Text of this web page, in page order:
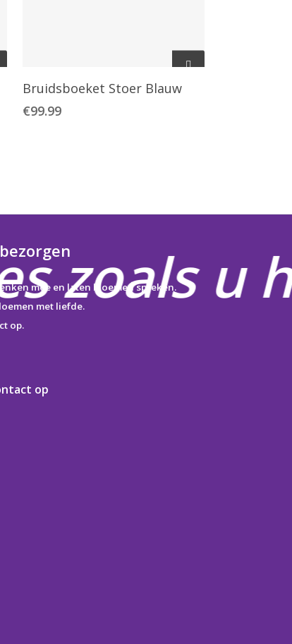
Toevoegen Aan
Bruidsboeket Stoer Blauw
€99.99
zoals u
mee en laten bloemen spreken.
met liefde.
op.
ntact op